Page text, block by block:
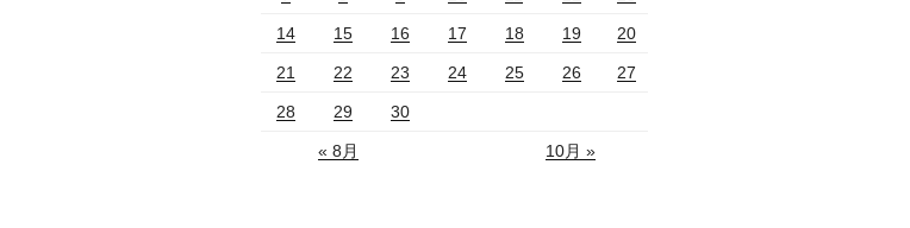
14 15 16 17 18 19 20
21 22 23 24 25 26 27
28 29 30
« 8月 10月 »